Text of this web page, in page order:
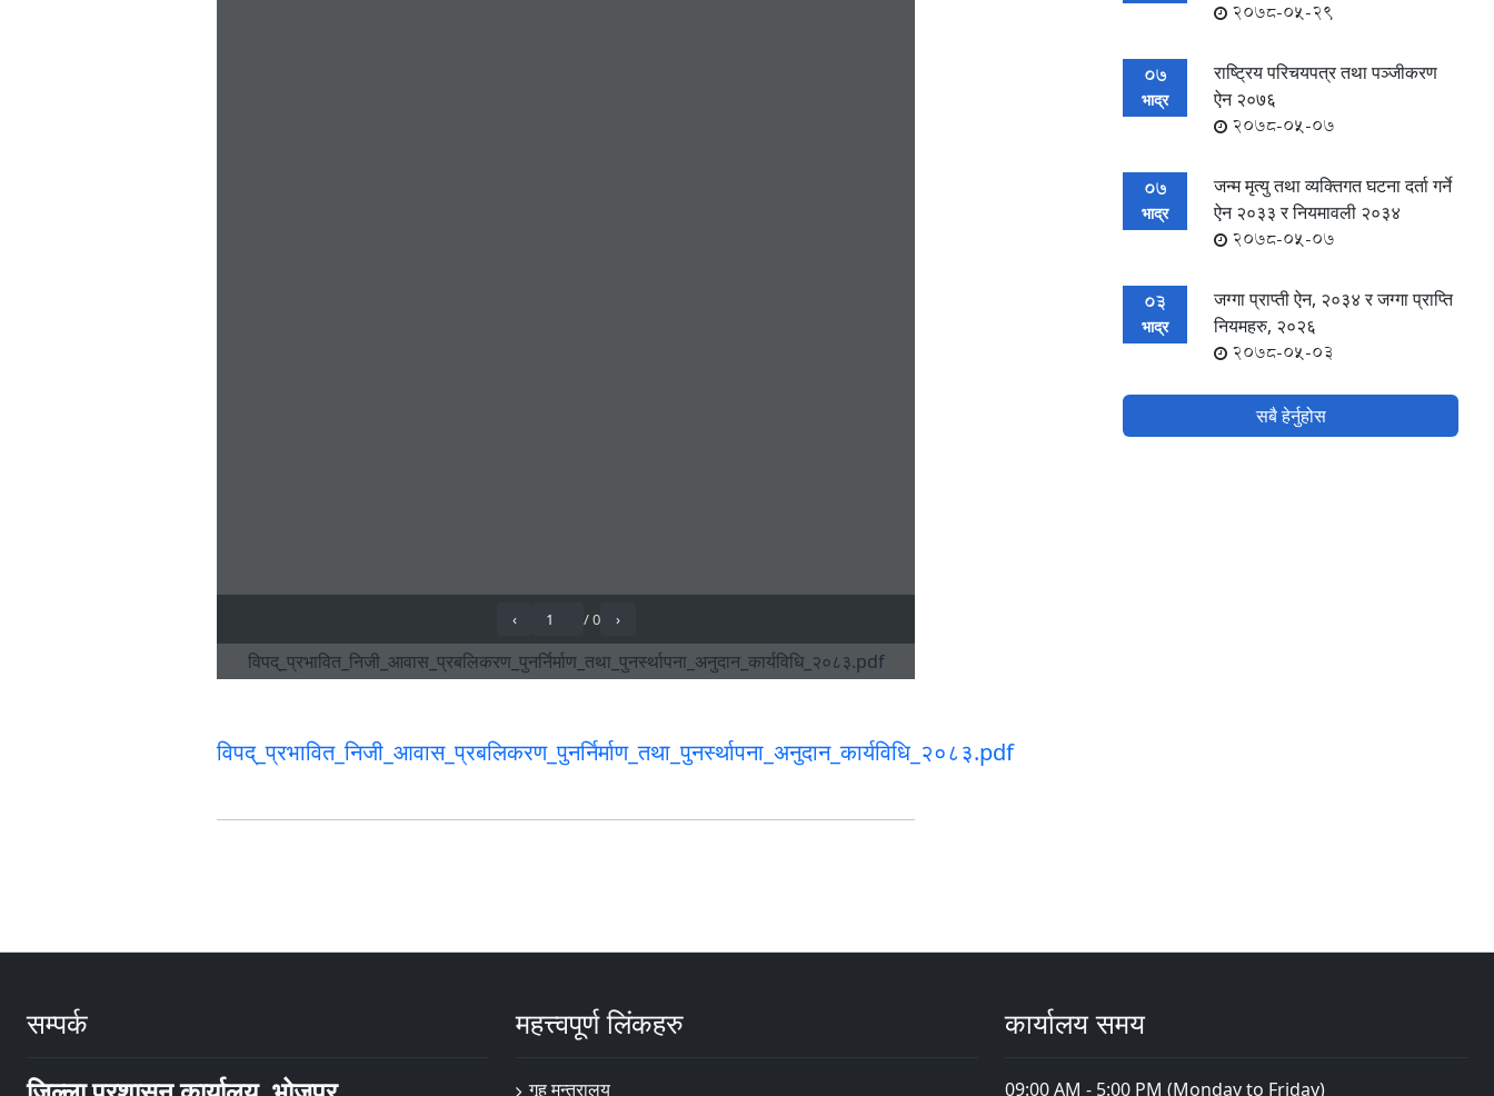
विपद्_प्रभावित_निजी_आवास_प्रबलिकरण_पुनर्निर्माण_तथा_पुनर्स्थापना_अनुदान_कार्यविधि_२०८३.pdf
2078-05-29
07
भाद्र
राष्ट्रिय परिचयपत्र तथा पञ्जीकरण
ऐन २०७६
2078-05-07
07
भाद्र
जन्म मृत्यु तथा व्यक्तिगत घटना दर्ता गर्ने
ऐन २०३३ र नियमावली २०३४
2078-05-07
03
भाद्र
जग्गा प्राप्ती ऐन, २०३४ र जग्गा प्राप्ति
नियमहरु, २०२६
2078-05-03
सबै हेर्नुहोस
सम्पर्क महत्त्वपूर्ण लिंकहरु
गृह मन्त्रालय
कार्यालय समय
09:00 AM - 5:00 PM (Monday to Friday)